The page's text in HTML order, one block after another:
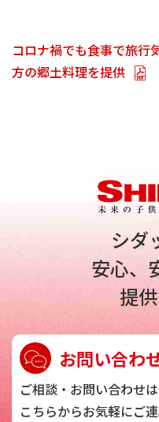
コロナ禍でも食事で旅
方の郷土料理を提供
シダ
安心、
提
お問い合わ
ご相談・お問い合わせは
こちらからお気軽にご